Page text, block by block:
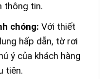
thông tin.
chóng: Với thiết
hấp dẫn, tờ rơi
ý của khách hàng
tiên.